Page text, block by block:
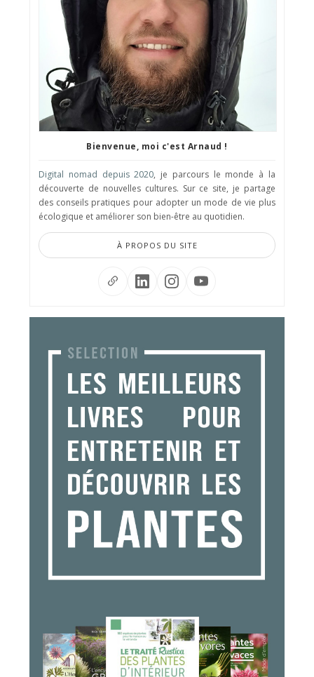
Bienvenue, moi c'est Arnaud !
Digital nomad depuis 2020, je parcours le monde à la
découverte de nouvelles cultures. Sur ce site, je partage
des conseils pratiques pour adopter un mode de vie plus
écologique et améliorer son bien-être au quotidien.
À PROPOS DU SITE